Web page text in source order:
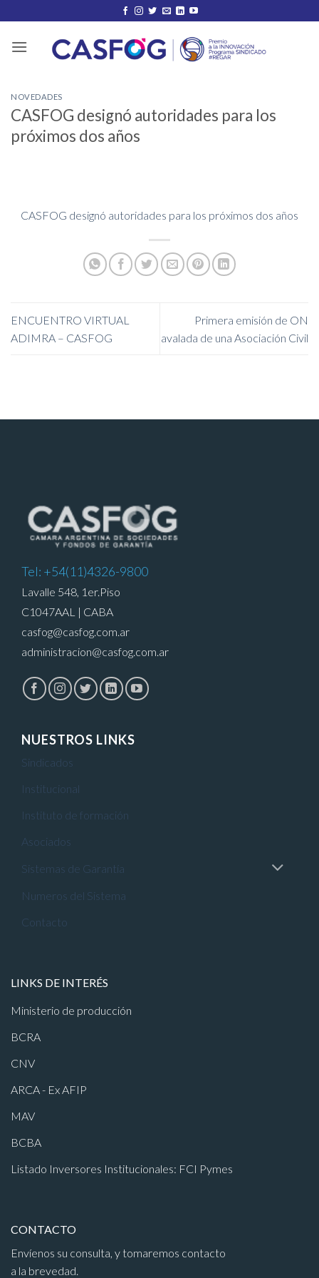
al
contenido
NOVEDADES
CASFOG designó autoridades para los
próximos dos años
CASFOG designó autoridades para los próximos dos años
ENCUENTRO VIRTUAL
ADIMRA – CASFOG
Primera emisión de ON
avalada de una Asociación Civil
Tel: +54(11)4326-9800
Lavalle 548, 1er.Piso
C1047AAL | CABA
casfog@casfog.com.ar
administracion@casfog.com.ar
NUESTROS LINKS
Sindicados
Institucional
Instituto de formación
Asociados
Sistemas de Garantía
Numeros del Sistema
Contacto
LINKS DE INTERÉS
Ministerio de producción
BCRA
CNV
ARCA - Ex AFIP
MAV
BCBA
Listado Inversores Institucionales: FCI Pymes
CONTACTO
Envíenos su consulta, y tomaremos contacto
a la brevedad.